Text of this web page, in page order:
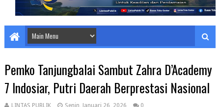
Pemko Tanjungbalai Sambut Zahra D’Academy
7 Indosiar, Putri Daerah Berprestasi Nasional
LINTAS PUBLIK Senin, Januari 26, 2026 0